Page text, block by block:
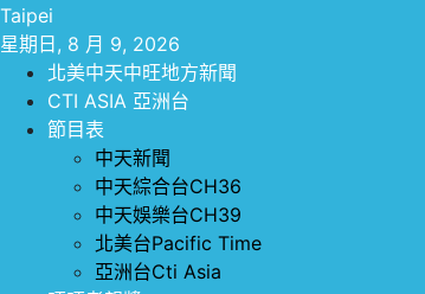
Taipei
星期日, 8 月 9, 2026
北美中天中旺地方新聞
CTI ASIA 亞洲台
節目表
中天新聞
中天綜合台CH36
中天娛樂台CH39
北美台Pacific Time
亞洲台Cti Asia